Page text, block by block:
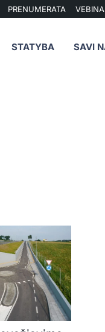
PRENUMERATA
STATYBA SAVI